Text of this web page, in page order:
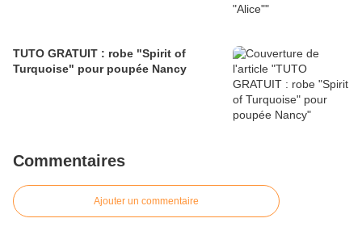
TUTO GRATUIT : robe "Spirit of
Turquoise" pour poupée Nancy
Commentaires
Ajouter un commentaire